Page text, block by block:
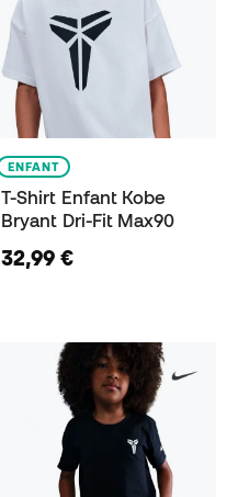
ENFANT
T-Shirt Enfant Kobe
Bryant Dri-Fit Max90
32,99 €